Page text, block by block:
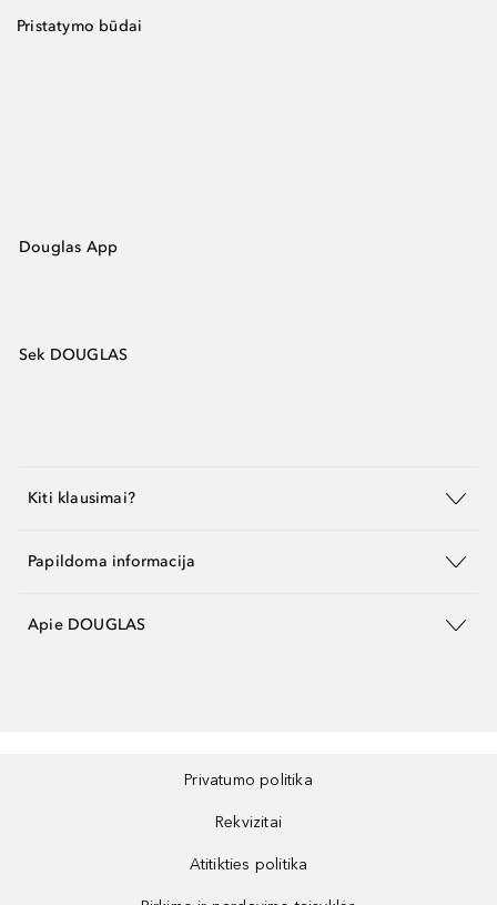
Pristatymo būdai
Douglas App
Sek DOUGLAS
Kiti klausimai?
Papildoma informacija
Apie DOUGLAS
Privatumo politika
Rekvizitai
Atitikties politika